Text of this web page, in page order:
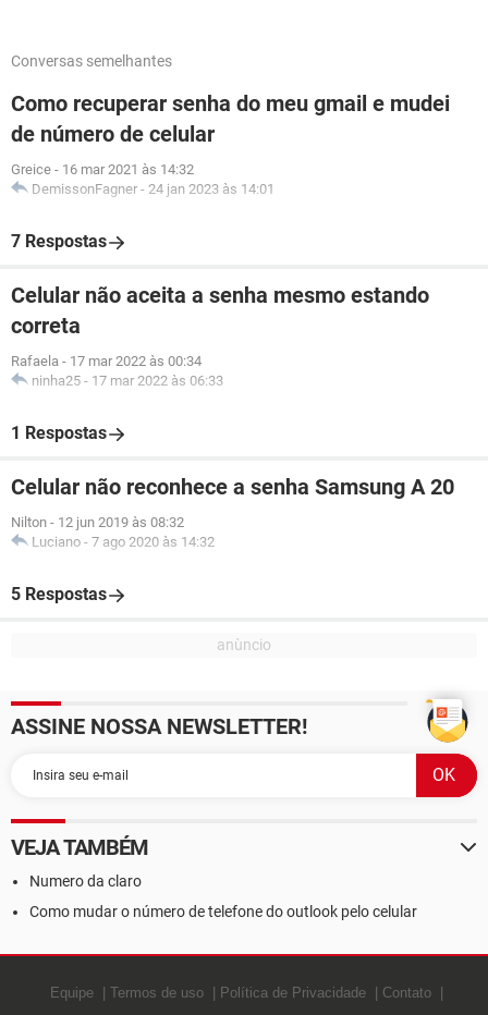
Conversas semelhantes
Como recuperar senha do meu gmail e mudei
de número de celular
Greice - 16 mar 2021 às 14:32
DemissonFagner - 24 jan 2023 às 14:01
7 Respostas
Celular não aceita a senha mesmo estando
correta
Rafaela - 17 mar 2022 às 00:34
ninha25 - 17 mar 2022 às 06:33
1 Respostas
Celular não reconhece a senha Samsung A 20
Nilton - 12 jun 2019 às 08:32
Luciano - 7 ago 2020 às 14:32
5 Respostas
ASSINE NOSSA NEWSLETTER!
VEJA TAMBÉM
Numero da claro
Como mudar o número de telefone do outlook pelo celular
Equipe Termos de uso Política de Privacidade
Contato